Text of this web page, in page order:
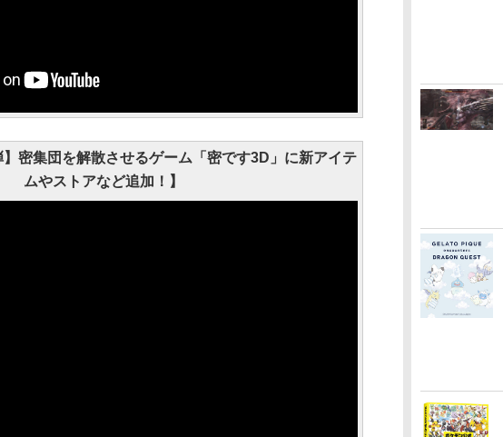
】密集団を解散させるゲーム「密です3D」に新アイテ
ムやストアなど追加！】